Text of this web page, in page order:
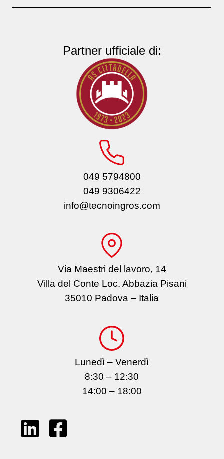
Partner ufficiale di:
049 5794800
049 9306422
info@tecnoingros.com
Via Maestri del lavoro, 14
Villa del Conte Loc. Abbazia Pisani
35010 Padova – Italia
Lunedì – Venerdì
8:30 – 12:30
14:00 – 18:00